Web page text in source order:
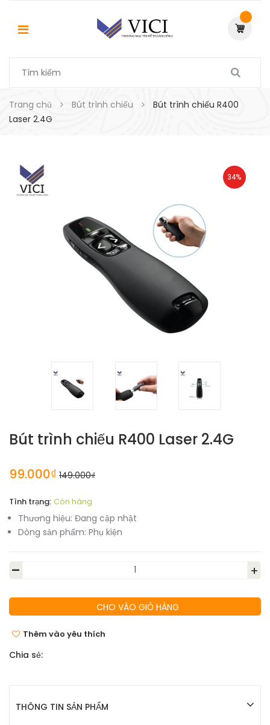
Trang chủ Bút trình chiếu
Bút trình chiếu R400
Laser 2.4G
34%
Bút trình chiếu R400 Laser 2.4G
99.000₫ 149.000₫
Tình trạng: Còn hàng
Thương hiệu: Đang cập nhật
Dòng sản phẩm: Phụ kiện
- +
CHO VÀO GIỎ HÀNG
Thêm vào yêu thích
Chia sẻ:
THÔNG TIN SẢN PHẨM